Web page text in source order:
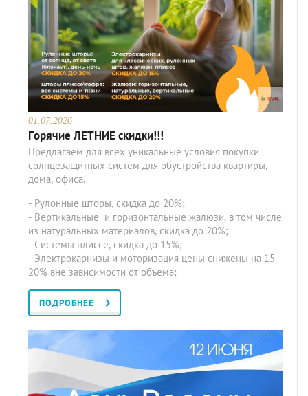
01.07.2026
Горячие ЛЕТНИЕ скидки!!!
Предлагаем для всех уникальные условия покупки
солнцезащитных систем для обустройства квартиры,
дома, офиса.
- Рулонные шторы, скидка до 20%;
- Вертикальные и горизонтальные жалюзи, в том числе
из натуральных материалов, скидка до 20%;
- Системы плиссе, скидка до 15%;
- Электрокарнизы и моторизация цены снижены на 15-
20% вне зависимости от объема;
ПОДРОБНЕЕ